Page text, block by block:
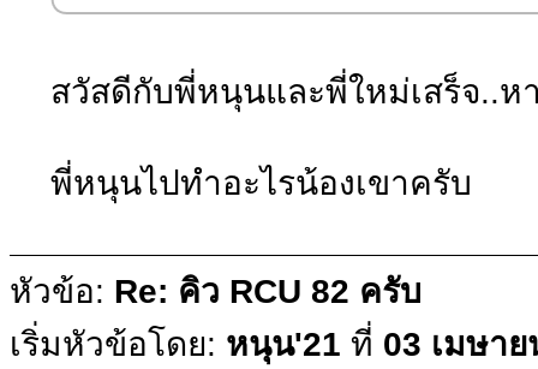
สวัสดีกับพี่หนุนและพี่ใหม่เสร็จ..ห
พี่หนุนไปทำอะไรน้องเขาครับ
หัวข้อ: Re: คิว RCU 82 ครับ
เริ่มหัวข้อโดย: หนุน'21 ที่ 03 เมษา